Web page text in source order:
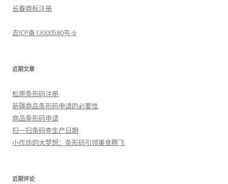
长春商标注册
吉ICP备13000580号-6
近期文章
松原条形码注册
新疆商品条形码申请的必要性
商品条形码申请
扫一扫条码查生产日期
小作坊的大梦想：条形码引领美食腾飞
近期评论